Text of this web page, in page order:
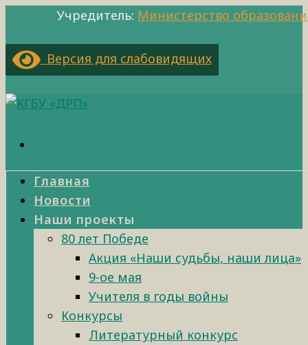
Учредитель: Министерство
Версия для слабовидящих
Главная
Новости
Наши проекты
80 лет Победе
Акция «Наши судьбы, наши лица»
9-ое мая
Учителя в годы войны
Конкурсы
Литературный конкурс